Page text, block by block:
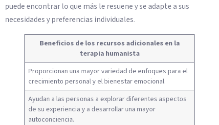
puede encontrar lo que más le resuene y se adapte a sus
necesidades y preferencias individuales.
Beneficios de los recursos adicionales en la
terapia humanista
Proporcionan una mayor variedad de enfoques para el
crecimiento personal y el bienestar emocional.
Ayudan a las personas a explorar diferentes aspectos
de su experiencia y a desarrollar una mayor
autoconciencia.